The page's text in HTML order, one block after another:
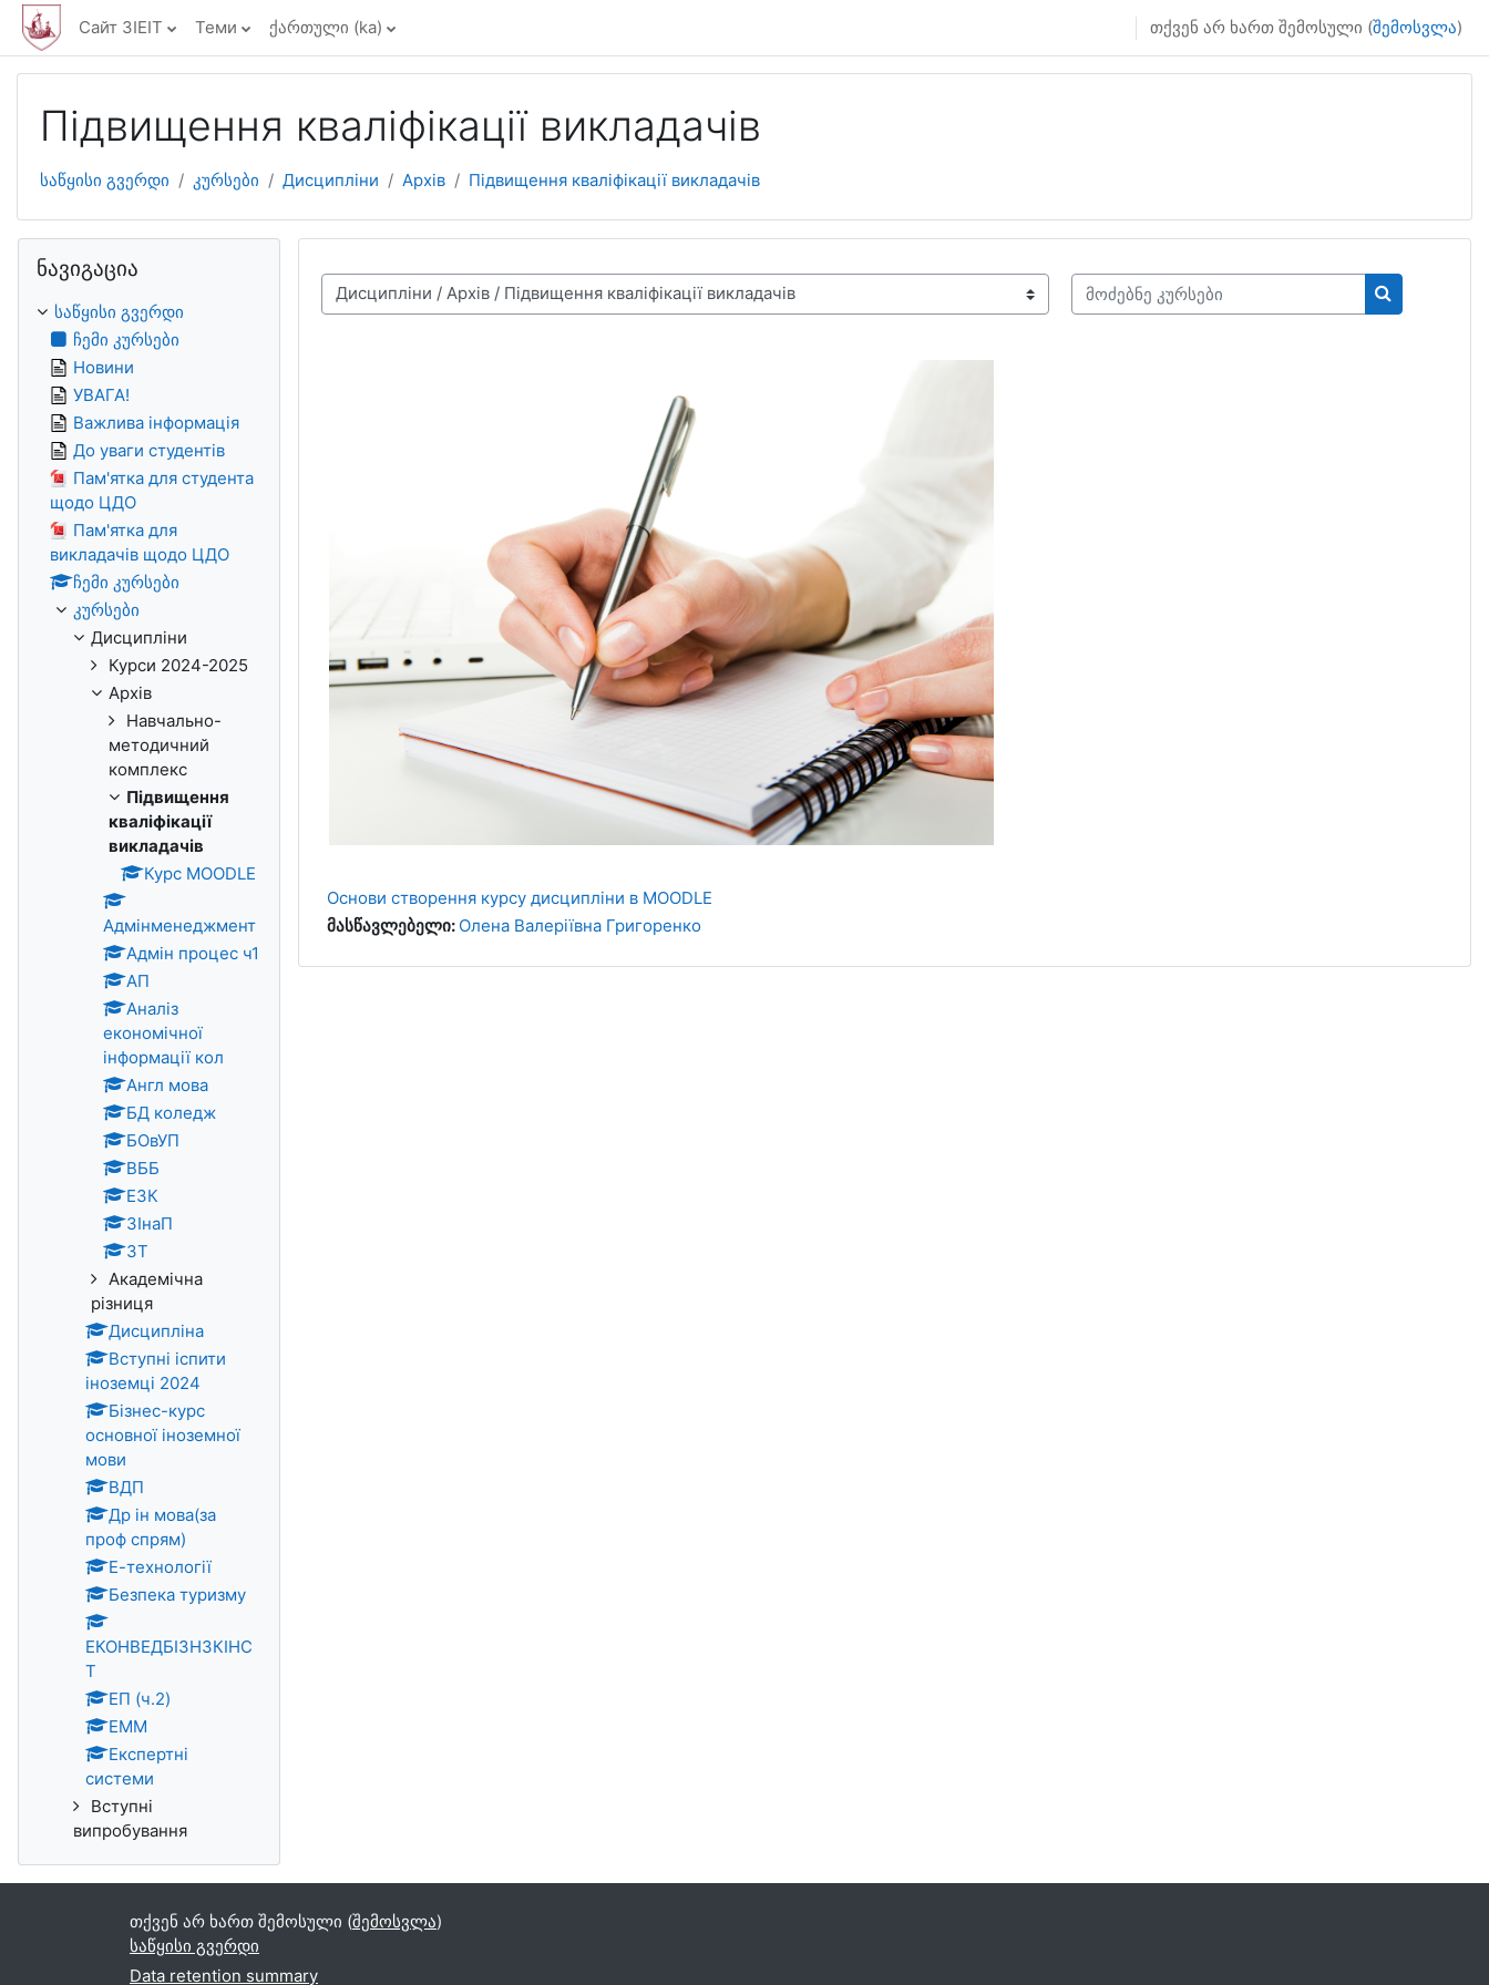
გადადი მთავარ შინაარსზე
Сайт ЗІЕІТ Теми ქართული ‎(ka)‎ თქვენ არ ხართ შემოსული (შემოსვლა)
Підвищення кваліфікації викладачів
საწყისი გვერდი კურსები Дисципліни Архів Підвищення кваліфікації викладачів
კურსების კატეგორიები
მოძებნე კურსები
მოძებნე
Основи створення курсу дисципліни в MOODLE
მასწავლებელი: Олена Валеріївна Григоренко
ნავიგაცია
საწყისი გვერდი
ჩემი კურსები
Новини
УВАГА!
Важлива інформація
До уваги студентів
Пам'ятка для студента
щодо ЦДО
Пам'ятка для
викладачів щодо ЦДО
ჩემი კურსები
კურსები
Дисципліни
Курси 2024-2025
Архів
Навчально-
методичний
комплекс
Підвищення
кваліфікації
викладачів
Курс MOODLE
Адмінменеджмент
Адмін процес ч1
АП
Аналіз
економічної
інформації кол
Англ мова
БД коледж
БОвУП
ВББ
ЕЗК
ЗІнаП
ЗТ
Академічна
різниця
Дисципліна
Вступні іспити
іноземці 2024
Бізнес-курс
основної іноземної
мови
ВДП
Др ін мова(за
проф спрям)
Е-технології
Безпека туризму
ЕКОНВЕДБІЗН3КІНС
Т
ЕП (ч.2)
ЕММ
Експертні
системи
Вступні
випробування
თქვენ არ ხართ შემოსული (შემოსვლა)
საწყისი გვერდი
Data retention summary